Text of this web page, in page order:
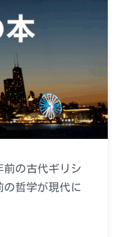
前の古代ギリシ
哲学が現代に